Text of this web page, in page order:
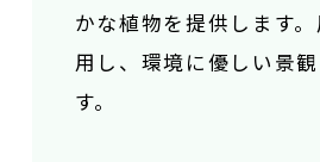
かな植物を提供します。
用し、環境に優しい景
す。